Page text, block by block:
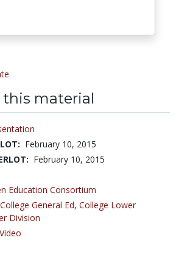
material
February 10, 2015
February 10, 2015
Education Consortium
College General Ed, College Lower
Division
Video